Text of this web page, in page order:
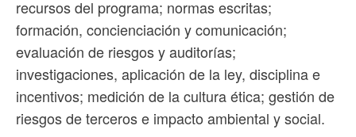
recursos del programa; normas escritas;
formación, concienciación y comunicación;
evaluación de riesgos y auditorías;
investigaciones, aplicación de la ley, disciplina e
incentivos; medición de la cultura ética; gestión de
riesgos de terceros e impacto ambiental y social.